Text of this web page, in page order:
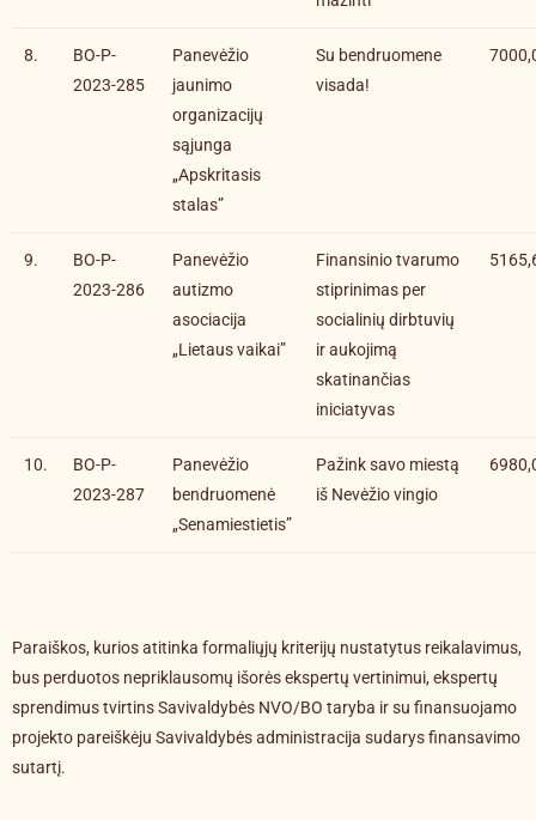
8.
BO-P-
2023-285
Panevėžio
jaunimo
organizacijų
sąjunga
„Apskritasis
stalas”
Su bendruomene
visada!
9.
BO-P-
2023-286
Panevėžio
autizmo
asociacija
„Lietaus vaikai”
Finansinio tvarumo
stiprinimas per
socialinių dirbtuvių
ir aukojimą
skatinančias
iniciatyvas
10.
BO-P-
2023-287
Panevėžio
bendruomenė
„Senamiestietis”
Pažink savo miestą
iš Nevėžio vingio
Paraiškos, kurios atitinka formaliųjų kriterijų nustatytus reikalavimus,
bus perduotos nepriklausomų išorės ekspertų vertinimui, ekspertų
sprendimus tvirtins Savivaldybės NVO/BO taryba ir su finansuojamo
projekto pareiškėju Savivaldybės administracija sudarys finansavimo
sutartį.